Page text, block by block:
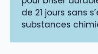
de 21 jours sans
substances